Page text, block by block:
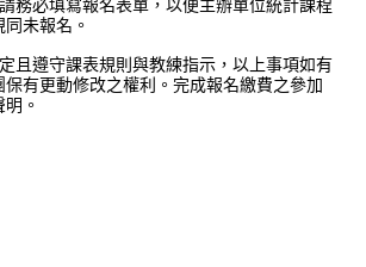
務必填寫報名表單，以便主辦單位統計課程
未報名。
且遵守課表規則與教練指示，以上事項如有
有更動修改之權利。完成報名繳費之參加
明。